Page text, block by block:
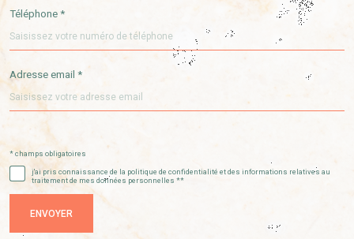
Téléphone *
Adresse email *
Validation
* champs obligatoires
j'ai pris connaissance de la politique de confidentialité et des informations relatives au
traitement de mes données personnelles **
ENVOYER